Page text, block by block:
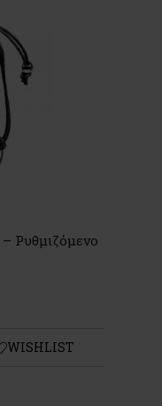
Ρυθμιζόμενο
WISHLIST